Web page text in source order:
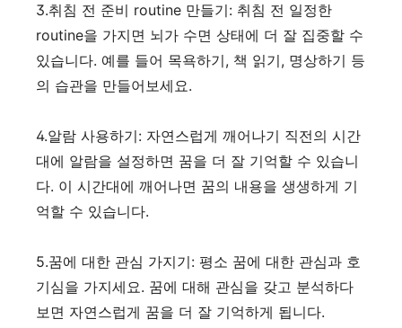
3.취침 전 준비 routine 만들기: 취침 전 일정한
routine을 가지면 뇌가 수면 상태에 더 잘 집중할 수
있습니다. 예를 들어 목욕하기, 책 읽기, 명상하기 등
의 습관을 만들어보세요.
4.알람 사용하기: 자연스럽게 깨어나기 직전의 시간
대에 알람을 설정하면 꿈을 더 잘 기억할 수 있습니
다. 이 시간대에 깨어나면 꿈의 내용을 생생하게 기
억할 수 있습니다.
5.꿈에 대한 관심 가지기: 평소 꿈에 대한 관심과 호
기심을 가지세요. 꿈에 대해 관심을 갖고 분석하다
보면 자연스럽게 꿈을 더 잘 기억하게 됩니다.